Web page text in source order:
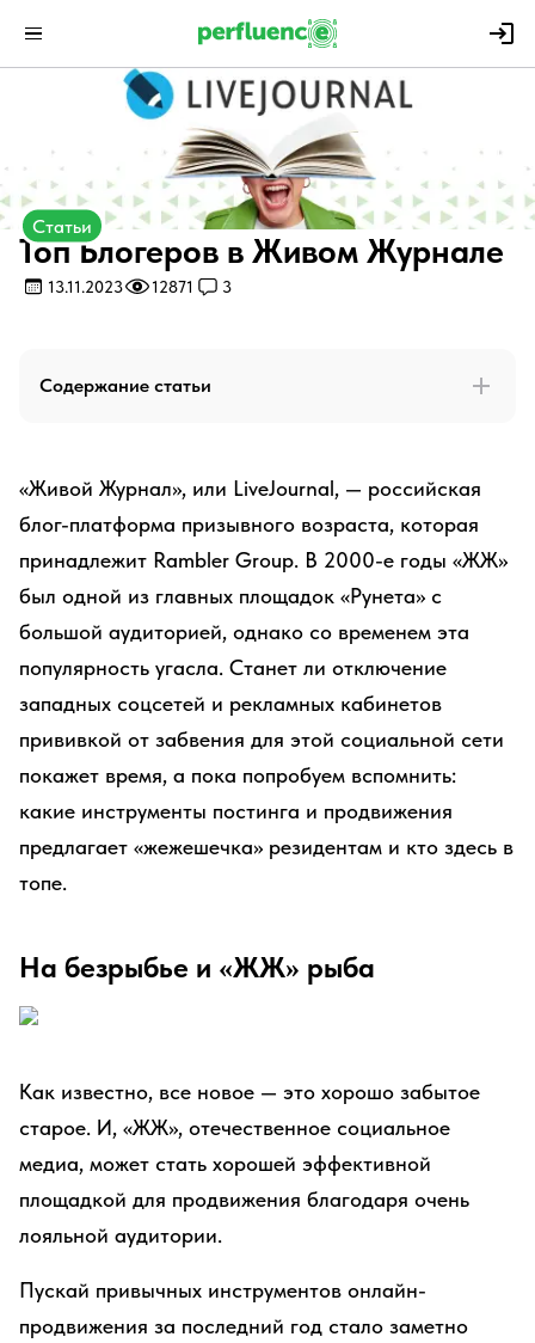
Статьи
Топ Блогеров в Живом Журнале
13.11.2023 12871 3
Содержание статьи
«Живой Журнал», или LiveJournal, — российская
блог-платформа призывного возраста, которая
принадлежит Rambler Group. В 2000-е годы «ЖЖ»
был одной из главных площадок «Рунета» с
большой аудиторией, однако со временем эта
популярность угасла. Станет ли отключение
западных соцсетей и рекламных кабинетов
прививкой от забвения для этой социальной сети
покажет время, а пока попробуем вспомнить:
какие инструменты постинга и продвижения
предлагает «жежешечка» резидентам и кто здесь в
топе.
На безрыбье и «ЖЖ» рыба
Как известно, все новое — это хорошо забытое
старое. И, «ЖЖ», отечественное социальное
медиа, может стать хорошей эффективной
площадкой для продвижения благодаря очень
лояльной аудитории.
Пускай привычных инструментов онлайн-
продвижения за последний год стало заметно